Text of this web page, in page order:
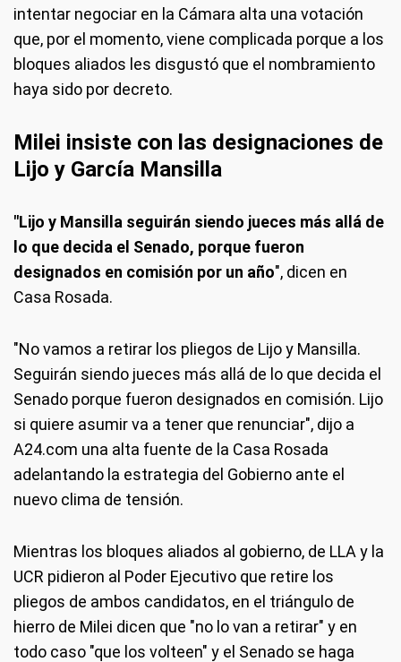
intentar negociar en la Cámara alta una votación
que, por el momento, viene complicada porque a los
bloques aliados les disgustó que el nombramiento
haya sido por decreto.
Milei insiste con las designaciones de
Lijo y García Mansilla
"Lijo y Mansilla seguirán siendo jueces más allá de
lo que decida el Senado, porque fueron
designados en comisión por un año", dicen en
Casa Rosada.
"No vamos a retirar los pliegos de Lijo y Mansilla.
Seguirán siendo jueces más allá de lo que decida el
Senado porque fueron designados en comisión. Lijo
si quiere asumir va a tener que renunciar", dijo a
A24.com una alta fuente de la Casa Rosada
adelantando la estrategia del Gobierno ante el
nuevo clima de tensión.
Mientras los bloques aliados al gobierno, de LLA y la
UCR pidieron al Poder Ejecutivo que retire los
pliegos de ambos candidatos, en el triángulo de
hierro de Milei dicen que "no lo van a retirar" y en
todo caso "que los volteen" y el Senado se haga